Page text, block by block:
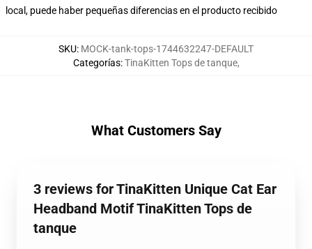
local, puede haber pequeñas diferencias en el producto recibido
SKU: MOCK-tank-tops-1744632247-DEFAULT
Categorías:TinaKitten Tops de tanque,
What Customers Say
3 reviews for TinaKitten Unique Cat Ear
Headband Motif TinaKitten Tops de
tanque